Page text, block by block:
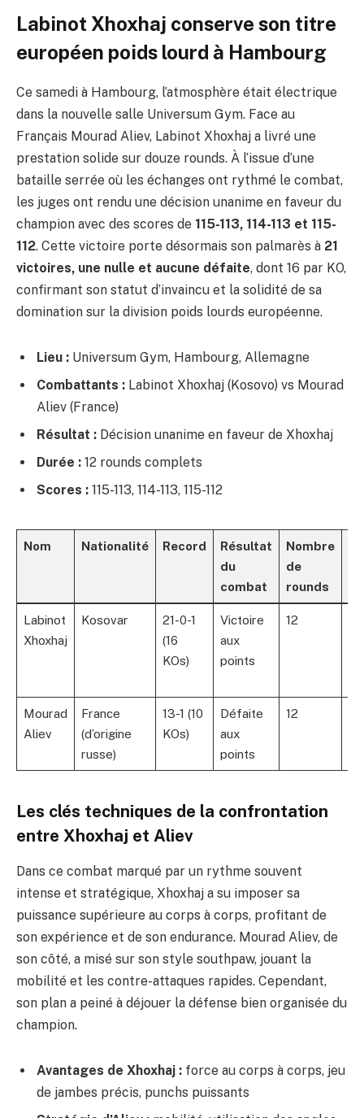
Labinot Xhoxhaj conserve son titre
européen poids lourd à Hambourg
Ce samedi à Hambourg, l’atmosphère était électrique
dans la nouvelle salle Universum Gym. Face au
Français Mourad Aliev, Labinot Xhoxhaj a livré une
prestation solide sur douze rounds. À l’issue d’une
bataille serrée où les échanges ont rythmé le combat,
les juges ont rendu une décision unanime en faveur du
champion avec des scores de 115-113, 114-113 et 115-
112. Cette victoire porte désormais son palmarès à 21
victoires, une nulle et aucune défaite, dont 16 par KO,
confirmant son statut d’invaincu et la solidité de sa
domination sur la division poids lourds européenne.
Lieu : Universum Gym, Hambourg, Allemagne
Combattants : Labinot Xhoxhaj (Kosovo) vs Mourad
Aliev (France)
Résultat : Décision unanime en faveur de Xhoxhaj
Durée : 12 rounds complets
Scores : 115-113, 114-113, 115-112
Nom Nationalité Record
Résultat
du
combat
Nombre
de
rounds
Labinot
Xhoxhaj
Kosovar
21-0-1
(16
KOs)
Victoire
aux
points
12
Mourad
Aliev
France
(d’origine
russe)
13-1 (10
KOs)
Défaite
aux
points
12
Les clés techniques de la confrontation
entre Xhoxhaj et Aliev
Dans ce combat marqué par un rythme souvent
intense et stratégique, Xhoxhaj a su imposer sa
puissance supérieure au corps à corps, profitant de
son expérience et de son endurance. Mourad Aliev, de
son côté, a misé sur son style southpaw, jouant la
mobilité et les contre-attaques rapides. Cependant,
son plan a peiné à déjouer la défense bien organisée du
champion.
Avantages de Xhoxhaj : force au corps à corps, jeu
de jambes précis, punchs puissants